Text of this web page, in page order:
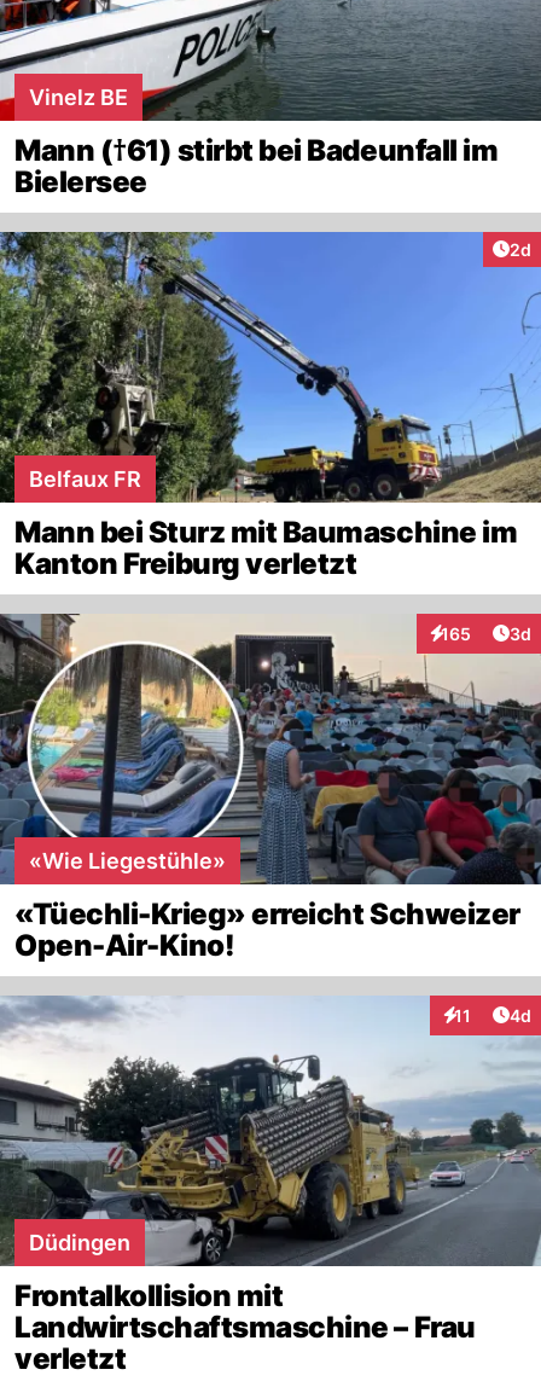
Vinelz BE
Mann (†61) stirbt bei Badeunfall im
Bielersee
2d
Belfaux FR
Mann bei Sturz mit Baumaschine im
Kanton Freiburg verletzt
165
Interaktionen
3d
«Wie Liegestühle»
«Tüechli-Krieg» erreicht Schweizer
Open-Air-Kino!
11 4d
Düdingen
Frontalkollision mit
Landwirtschaftsmaschine – Frau
verletzt